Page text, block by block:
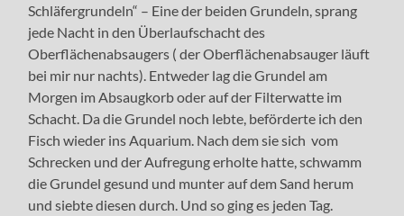
Schläfergrundeln“ – Eine der beiden Grundeln, sprang
jede Nacht in den Überlaufschacht des
Oberflächenabsaugers ( der Oberflächenabsauger läuft
bei mir nur nachts). Entweder lag die Grundel am
Morgen im Absaugkorb oder auf der Filterwatte im
Schacht. Da die Grundel noch lebte, beförderte ich den
Fisch wieder ins Aquarium. Nach dem sie sich vom
Schrecken und der Aufregung erholte hatte, schwamm
die Grundel gesund und munter auf dem Sand herum
und siebte diesen durch. Und so ging es jeden Tag.